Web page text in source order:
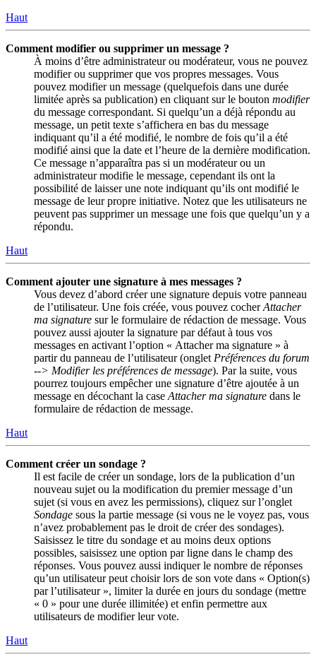
Haut
Comment modifier ou supprimer un message ?
À moins d’être administrateur ou modérateur, vous ne pouvez
modifier ou supprimer que vos propres messages. Vous
pouvez modifier un message (quelquefois dans une durée
limitée après sa publication) en cliquant sur le bouton modifier
du message correspondant. Si quelqu’un a déjà répondu au
message, un petit texte s’affichera en bas du message
indiquant qu’il a été modifié, le nombre de fois qu’il a été
modifié ainsi que la date et l’heure de la dernière modification.
Ce message n’apparaîtra pas si un modérateur ou un
administrateur modifie le message, cependant ils ont la
possibilité de laisser une note indiquant qu’ils ont modifié le
message de leur propre initiative. Notez que les utilisateurs ne
peuvent pas supprimer un message une fois que quelqu’un y a
répondu.
Haut
Comment ajouter une signature à mes messages ?
Vous devez d’abord créer une signature depuis votre panneau
de l’utilisateur. Une fois créée, vous pouvez cocherAttacher
ma signature sur le formulaire de rédaction de message. Vous
pouvez aussi ajouter la signature par défaut à tous vos
messages en activant l’option « Attacher ma signature » à
partir du panneau de l’utilisateur (onglet Préférences du forum
--> Modifier les préférences de message). Par la suite, vous
pourrez toujours empêcher une signature d’être ajoutée à un
message en décochant la case Attacher ma signature dans le
formulaire de rédaction de message.
Haut
Comment créer un sondage ?
Il est facile de créer un sondage, lors de la publication d’un
nouveau sujet ou la modification du premier message d’un
sujet (si vous en avez les permissions), cliquez sur l’onglet
Sondage sous la partie message (si vous ne le voyez pas, vous
n’avez probablement pas le droit de créer des sondages).
Saisissez le titre du sondage et au moins deux options
possibles, saisissez une option par ligne dans le champ des
réponses. Vous pouvez aussi indiquer le nombre de réponses
qu’un utilisateur peut choisir lors de son vote dans « Option(s)
par l’utilisateur », limiter la durée en jours du sondage (mettre
« 0 » pour une durée illimitée) et enfin permettre aux
utilisateurs de modifier leur vote.
Haut